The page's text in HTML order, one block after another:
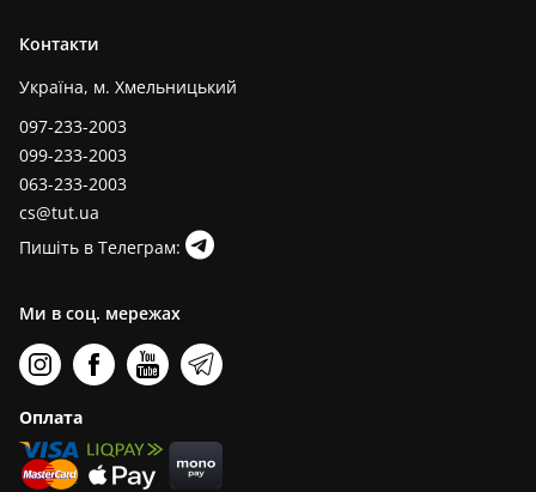
Контакти
Україна, м. Хмельницький
097-233-2003
099-233-2003
063-233-2003
cs@tut.ua
Пишіть в Телеграм:
Ми в соц. мережах
Оплата